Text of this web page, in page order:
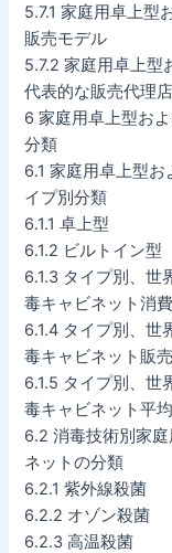
5.7.1 家庭用卓上型
販売モデル
5.7.2 家庭用卓上型
代表的な販売代理店
6 家庭用卓上型お
分類
6.1 家庭用卓上型
イプ別分類
6.1.1 卓上型
6.1.2 ビルトイン型
6.1.3 タイプ別、世
毒キャビネット消
6.1.4 タイプ別、世
毒キャビネット販
6.1.5 タイプ別、世
毒キャビネット平
6.2 消毒技術別家
ネットの分類
6.2.1 紫外線殺菌
6.2.2 オゾン殺菌
6.2.3 高温殺菌